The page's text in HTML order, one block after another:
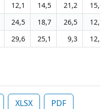
12,1 14,5 21,2
15,6
24,5 18,7 26,5
12,7
29,6 25,1 9,3 12,2
XLSX PDF